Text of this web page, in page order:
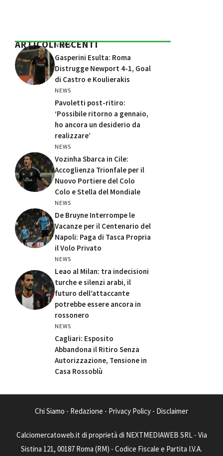
ARTICOLI RECENTI
NEWS
Gasperini Esulta: Roma
Distrugge Newport 4-1, Goal
di Castro e Koulierakis
NEWS
Pavoletti post-ritiro:
‘Possibile ritorno a gennaio,
ho ancora un desiderio da
realizzare’
NEWS
Vozinha Sbarca in Cile:
Accoglienza Trionfale per il
Nuovo Portiere del Colo
Colo e Stella del Mondiale
NEWS
De Bruyne Interrompe le
Vacanze per il Centenario del
Napoli: Paga di Tasca Propria
il Volo Privato
NEWS
Leao al Milan: tra indecisioni
turche e silenzi arabi, il
futuro dell’attaccante
potrebbe essere ancora in
rossonero
NEWS
Cagliari: Esposito
Abbandona il Ritiro Senza
Autorizzazione, Tensione in
Casa Rossoblù
Chi Siamo - Redazione - Privacy Policy - Disclaimer
Calciomercatoweb.it di proprietà di NEXTMEDIAWEB SRL - Via
Sistina 121, 00187 Roma (RM) - Codice Fiscale e Partita I.V.A.